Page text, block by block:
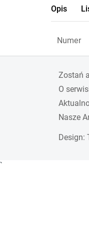
Opis
Numer
Zostań
O
Nasze
Design:
`